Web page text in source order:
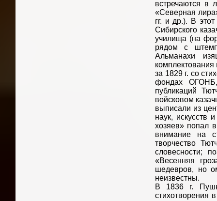
встречаются в
«Северная
гг. и др.). В
Сибирского
училища (на
рядом с
Альманахи
за 1829 г. со
фондах ОГОНБ,
публикаций
войсковом
выписали из
наук, искусств
хозяев» попал
внимание на
творчество
словесности;
«Весенняя
шедевров, но
неизвестны.
В 1836 г.
стихотворения